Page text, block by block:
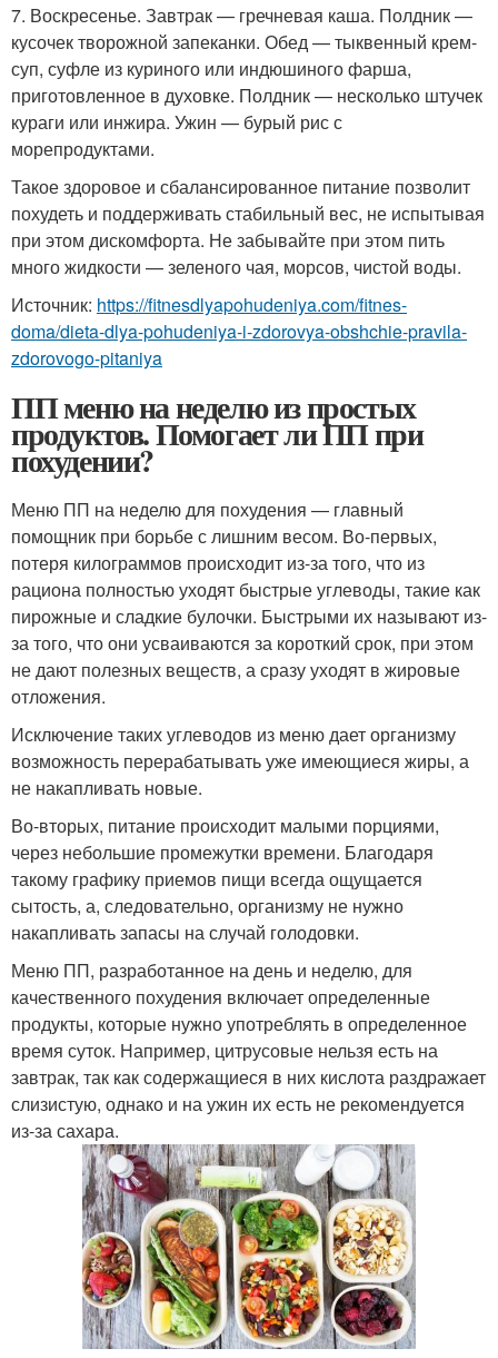
7. Воскресенье. Завтрак — гречневая каша. Полдник —
кусочек творожной запеканки. Обед — тыквенный крем-
суп, суфле из куриного или индюшиного фарша,
приготовленное в духовке. Полдник — несколько штучек
кураги или инжира. Ужин — бурый рис с
морепродуктами.
Такое здоровое и сбалансированное питание позволит
похудеть и поддерживать стабильный вес, не испытывая
при этом дискомфорта. Не забывайте при этом пить
много жидкости — зеленого чая, морсов, чистой воды.
Источник: https://fitnesdlyapohudeniya.com/fitnes-
doma/dieta-dlya-pohudeniya-i-zdorovya-obshchie-pravila-
zdorovogo-pitaniya
ПП меню на неделю из простых
продуктов. Помогает ли ПП при
похудении?
Меню ПП на неделю для похудения — главный
помощник при борьбе с лишним весом. Во-первых,
потеря килограммов происходит из-за того, что из
рациона полностью уходят быстрые углеводы, такие как
пирожные и сладкие булочки. Быстрыми их называют из-
за того, что они усваиваются за короткий срок, при этом
не дают полезных веществ, а сразу уходят в жировые
отложения.
Исключение таких углеводов из меню дает организму
возможность перерабатывать уже имеющиеся жиры, а
не накапливать новые.
Во-вторых, питание происходит малыми порциями,
через небольшие промежутки времени. Благодаря
такому графику приемов пищи всегда ощущается
сытость, а, следовательно, организму не нужно
накапливать запасы на случай голодовки.
Меню ПП, разработанное на день и неделю, для
качественного похудения включает определенные
продукты, которые нужно употреблять в определенное
время суток. Например, цитрусовые нельзя есть на
завтрак, так как содержащиеся в них кислота раздражает
слизистую, однако и на ужин их есть не рекомендуется
из-за сахара.